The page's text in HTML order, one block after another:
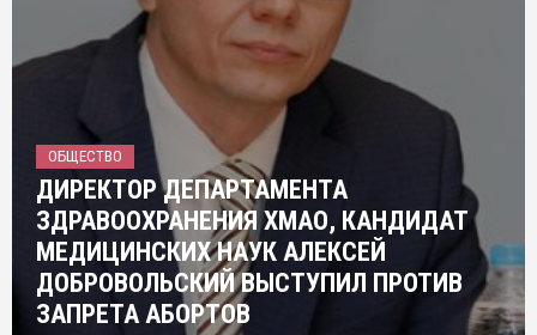
ОБЩЕСТВО
ДИРЕКТОР ДЕПАРТАМЕНТА
ЗДРАВООХРАНЕНИЯ ХМАО, КАНДИДАТ
МЕДИЦИНСКИХ НАУК АЛЕКСЕЙ
ДОБРОВОЛЬСКИЙ ВЫСТУПИЛ ПРОТИВ
ЗАПРЕТА АБОРТОВ